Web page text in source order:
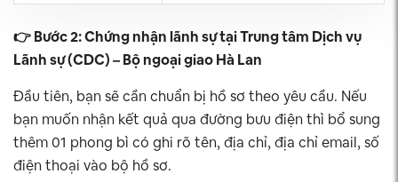
👉 Bước 2: Chứng nhận lãnh sự tại Trung tâm Dịch vụ
Lãnh sự (CDC) – Bộ ngoại giao Hà Lan
Đầu tiên, bạn sẽ cần chuẩn bị hồ sơ theo yêu cầu. Nếu
bạn muốn nhận kết quả qua đường bưu điện thì bổ sung
thêm 01 phong bì có ghi rõ tên, địa chỉ, địa chỉ email, số
điện thoại vào bộ hồ sơ.